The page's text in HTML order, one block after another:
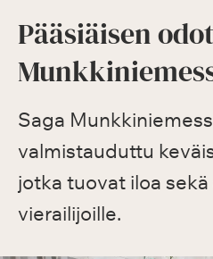
Pääsiäisen
Saga
valmistauduttu
jotka tuovat iloa
vierailijoille.